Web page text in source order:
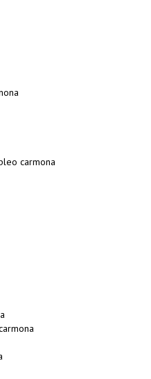
carmona